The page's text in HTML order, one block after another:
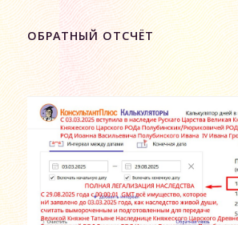
ОБРАТНЫЙ ОТСЧЁТ